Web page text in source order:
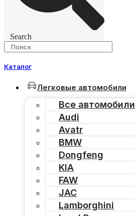
Search
Каталог
Легковые автомобили
Все автомобили
Audi
Avatr
BMW
Dongfeng
KIA
FAW
JAC
Lamborghini